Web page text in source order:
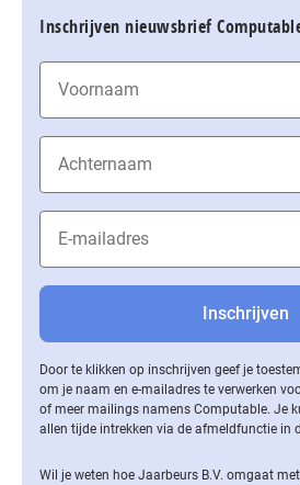
Inschrijven nieuwsbrief
Door te klikken op inschrijven geef je
om je naam en e-mailadres te verwerken
of meer mailings namens Computable. Je
allen tijde intrekken via de af­meld­func­tie in
Wil je weten hoe Jaarbeurs B.V. omgaat